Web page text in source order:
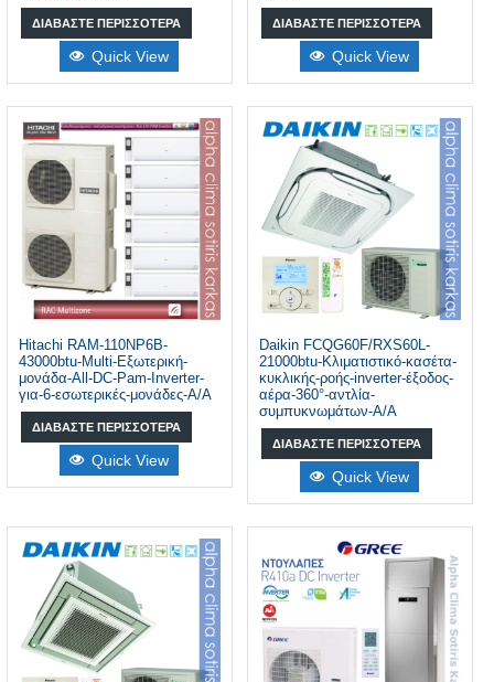
ΔΙΑΒΆΣΤΕ ΠΕΡΙΣΣΌΤΕΡΑ
Quick View
ΔΙΑΒΆΣΤΕ ΠΕΡΙΣΣΌΤΕΡΑ
Quick View
Hitachi RAM-110NP6B-
43000btu-Multi-Εξωτερική-
μονάδα-All-DC-Pam-Inverter-
για-6-εσωτερικές-μονάδες-A/A
ΔΙΑΒΆΣΤΕ ΠΕΡΙΣΣΌΤΕΡΑ
Quick View
Daikin FCQG60F/RXS60L-
21000btu-Κλιματιστικό-κασέτα-
κυκλικής-ροής-inverter-έξοδος-
αέρα-360°-αντλία-
συμπυκνωμάτων-A/A
ΔΙΑΒΆΣΤΕ ΠΕΡΙΣΣΌΤΕΡΑ
Quick View